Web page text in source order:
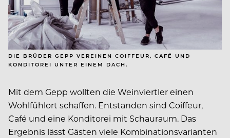
DIE BRÜDER GEPP VEREINEN COIFFEUR, CAFÉ UND
KONDITOREI UNTER EINEM DACH.
Mit dem Gepp wollten die Weinviertler einen
Wohlfühlort schaffen. Entstanden sind Coiffeur,
Café und eine Konditorei mit Schauraum. Das
Ergebnis lässt Gästen viele Kombinationsvarianten